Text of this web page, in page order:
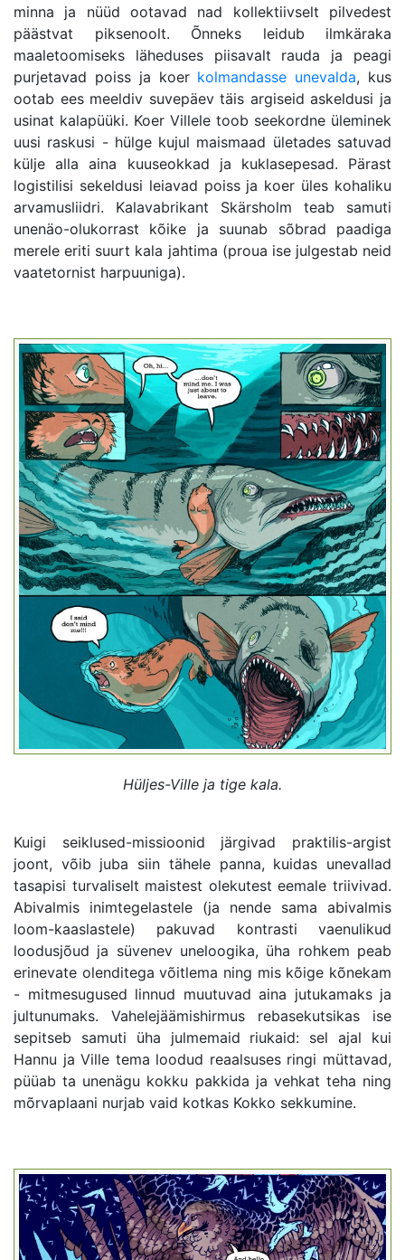
minna ja nüüd ootavad nad kollektiivselt pilvedest
päästvat piksenoolt. Õnneks leidub ilmkäraka
maaletoomiseks läheduses piisavalt rauda ja peagi
purjetavad poiss ja koer kolmandasse unevalda, kus
ootab ees meeldiv suvepäev täis argiseid askeldusi ja
usinat kalapüüki. Koer Villele toob seekordne üleminek
uusi raskusi - hülge kujul maismaad ületades satuvad
külje alla aina kuuseokkad ja kuklasepesad. Pärast
logistilisi sekeldusi leiavad poiss ja koer üles kohaliku
arvamusliidri. Kalavabrikant Skärsholm teab samuti
unenäo-olukorrast kõike ja suunab sõbrad paadiga
merele eriti suurt kala jahtima (proua ise julgestab neid
vaatetornist harpuuniga).
Hüljes-Ville ja tige kala.
Kuigi seiklused-missioonid järgivad praktilis-argist
joont, võib juba siin tähele panna, kuidas unevallad
tasapisi turvaliselt maistest olekutest eemale triivivad.
Abivalmis inimtegelastele (ja nende sama abivalmis
loom-kaaslastele) pakuvad kontrasti vaenulikud
loodusjõud ja süvenev uneloogika, üha rohkem peab
erinevate olenditega võitlema ning mis kõige kõnekam
- mitmesugused linnud muutuvad aina jutukamaks ja
jultunumaks. Vahelejäämishirmus rebasekutsikas ise
sepitseb samuti üha julmemaid riukaid: sel ajal kui
Hannu ja Ville tema loodud reaalsuses ringi müttavad,
püüab ta unenägu kokku pakkida ja vehkat teha ning
mõrvaplaani nurjab vaid kotkas Kokko sekkumine.